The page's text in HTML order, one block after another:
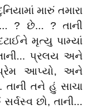
મારું તમારા
? છે... ? તાની
મૃત્યુ પામ્યાં
તાની... પ્રલય અને
આપ્યો, અને
તાની તને હું સાચા
છો, તાની...